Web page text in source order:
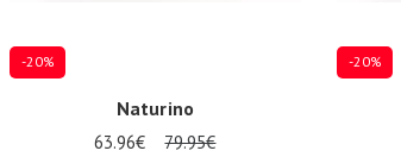
-20%
Naturino
63.96€ 79.95€
-20%